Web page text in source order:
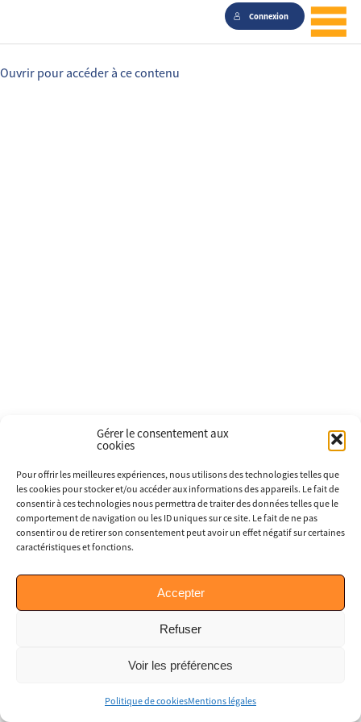
Gérer le consentement aux
cookies
Pour offrir les meilleures expériences, nous utilisons des technologies telles que
les cookies pour stocker et/ou accéder aux informations des appareils. Le fait de
consentir à ces technologies nous permettra de traiter des données telles que le
comportement de navigation ou les ID uniques sur ce site. Le fait de ne pas
consentir ou de retirer son consentement peut avoir un effet négatif sur certaines
caractéristiques et fonctions.
Accepter
Refuser
Voir les préférences
Politique de cookiesMentions légales
Connexion
Ouvrir pour accéder à ce contenu